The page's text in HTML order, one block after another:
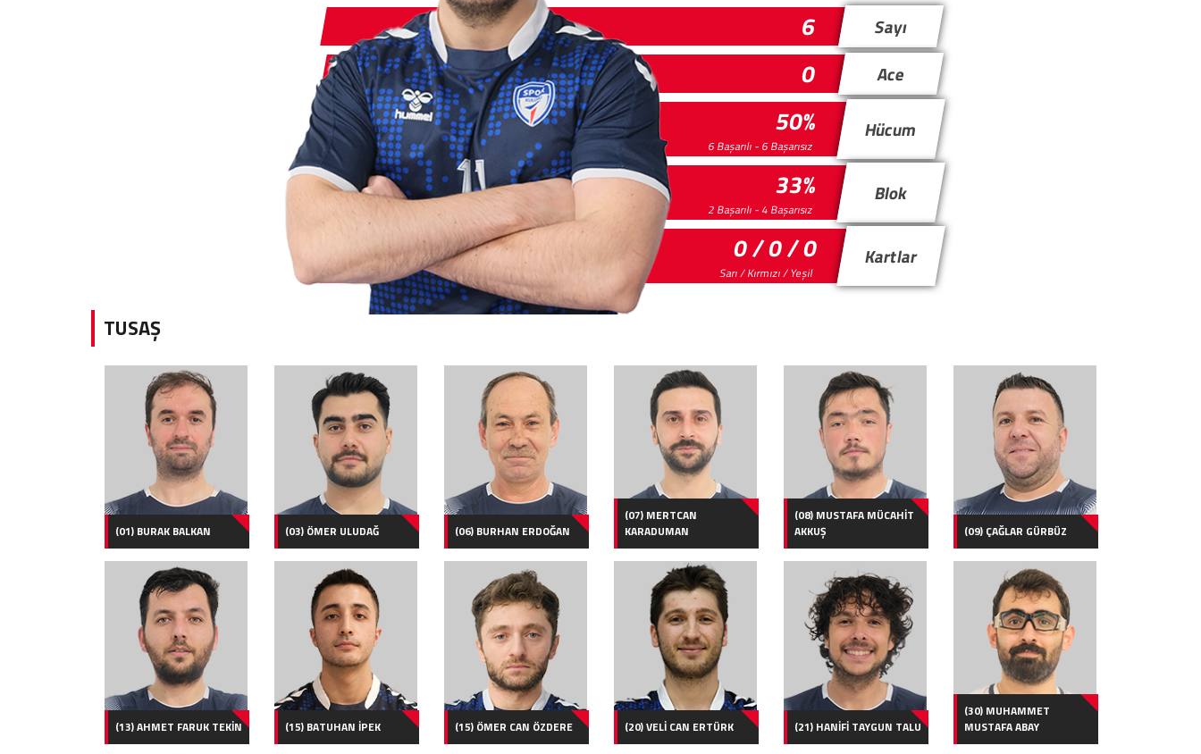
6 Sayı
0 Ace
50%
6 Başarılı - 6 Başarısız
Hücum
33%
2 Başarılı - 4 Başarısız
Blok
0 / 0 / 0
Sarı / Kırmızı / Yeşil
Kartlar
TUSAŞ
(01) BURAK BALKAN (03) ÖMER ULUDAĞ (06) BURHAN ERDOĞAN
(07) MERTCAN
KARADUMAN
(08) MUSTAFA MÜCAHİT
AKKUŞ
(09) ÇAĞLAR GÜRBÜZ
(13) AHMET FARUK TEKİN (15) BATUHAN İPEK (15) ÖMER CAN ÖZDERE (20) VELİ CAN ERTÜRK (21) HANİFİ TAYGUN TALU
(30) MUHAMMET
MUSTAFA ABAY